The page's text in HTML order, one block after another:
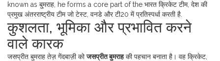
known as बु्मराह , he forms a core part of the भारत क्रिकेट टीम, देश की
प्रमुख अंतरराष्ट्रीय टीम जो टेस्ट, वनडे और टी20 में प्रतिस्पर्धा करती है
कुशलता, भूमिका और प्रभावित करने
वाले कारक
जसप्रीत बुमराह तेज़ गेंदबाज़ी कोजसप्रीत बुमराहकी पहचान बनाता है। वह क्रिकेट